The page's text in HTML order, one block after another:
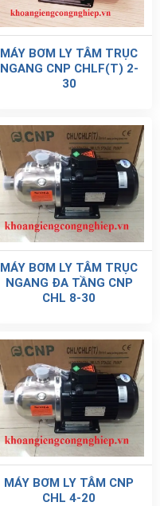
MÁY BƠM LY TÂM TRỤC
NGANG CNP CHLF(T) 2-
30
MÁY BƠM LY TÂM TRỤC
NGANG ĐA TẦNG CNP
CHL 8-30
MÁY BƠM LY TÂM CNP
CHL 4-20